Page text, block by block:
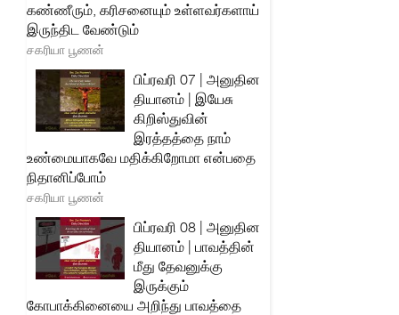
கண்ணீரும், கரிசனையும் உள்ளவர்களாய்
இருந்திட வேண்டும்
சகரியா பூணன்
பிப்ரவரி 07 | அனுதின
தியானம் | இயேசு
கிறிஸ்துவின்
இரத்தத்தை நாம்
உண்மையாகவே மதிக்கிறோமா என்பதை
நிதானிப்போம்
சகரியா பூணன்
பிப்ரவரி 08 | அனுதின
தியானம் | பாவத்தின்
மீது தேவனுக்கு
இருக்கும்
கோபாக்கினையை அறிந்து பாவத்தை